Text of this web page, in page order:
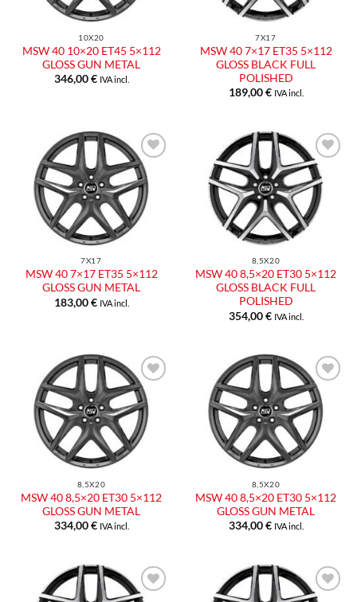
10X20
MSW 40 10×20 ET45 5×112
GLOSS GUN METAL
346,00€ IVA incl.
7X17
MSW 40 7×17 ET35 5×112
GLOSS BLACK FULL
POLISHED
189,00€ IVA incl.
7X17
MSW 40 7×17 ET35 5×112
GLOSS GUN METAL
183,00€ IVA incl.
8,5X20
MSW 40 8,5×20 ET30 5×112
GLOSS BLACK FULL
POLISHED
354,00€ IVA incl.
8,5X20
MSW 40 8,5×20 ET30 5×112
GLOSS GUN METAL
334,00€ IVA incl.
8,5X20
MSW 40 8,5×20 ET30 5×112
GLOSS GUN METAL
334,00€ IVA incl.